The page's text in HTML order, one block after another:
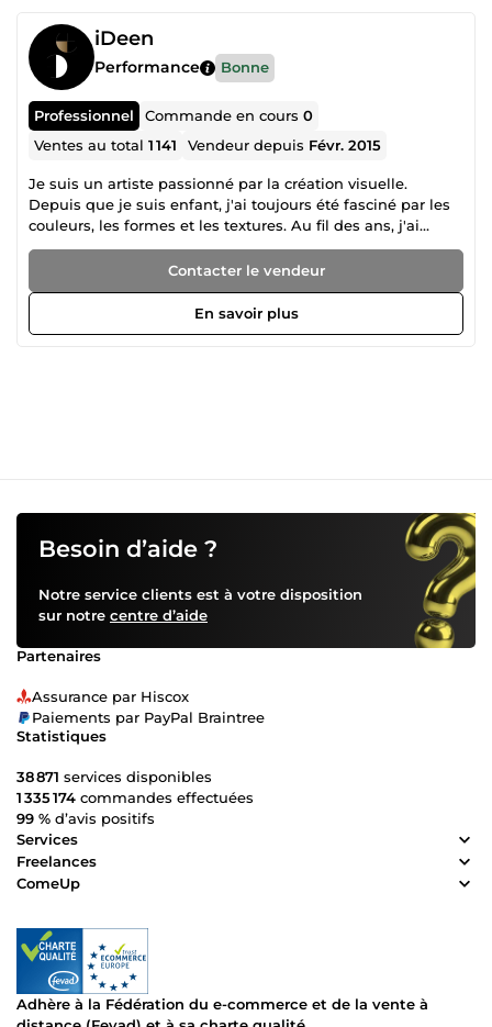
iDeen
Performance Bonne
Professionnel Commande en cours0
Ventes au total1 141 Vendeur depuis Févr. 2015
Je suis un artiste passionné par la création visuelle.
Depuis que je suis enfant, j'ai toujours été fasciné par les
couleurs, les formes et les textures. Au fil des ans, j'ai
développé mes compétences et mes connaissances pour
devenir un expert en graphisme. Je suis constamment à la
recherche de nouvelles sources d'inspiration pour
alimenter mon imagination et créer des designs uniques
et remarquables. Chaque projet est un défi pour moi, et
travail et je m'engage à fournir un service de qualité
supérieure à chaque client. Si vous cherchez un graphiste
talentueux qui peut donner vie à vos idées et les
transformer en un design percutant, n'hésitez pas à me
contacter.
Contacter le vendeur
En savoir plus
Besoin d’aide ?
Notre service clients est à votre disposition
sur notre centre d’aide
Partenaires
Assurance par Hiscox
Paiements par PayPal Braintree
Statistiques
38 871 services disponibles
1 335 174 commandes effectuées
99 % d’avis positifs
Services
Freelances
ComeUp
Adhère à la Fédération du e-commerce et de la vente à